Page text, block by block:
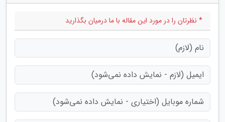
* نظرتان را در مورد این مقاله با ما درمیان بگذارید